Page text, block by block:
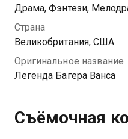
меняться, когда он
незнакомца Багера
вновь полюбить гольф
потенциал.
Драма, Фэнтези,
Страна
Великобритания, США
Оригинальное название
Легенда Багера Ванса
Съёмочная